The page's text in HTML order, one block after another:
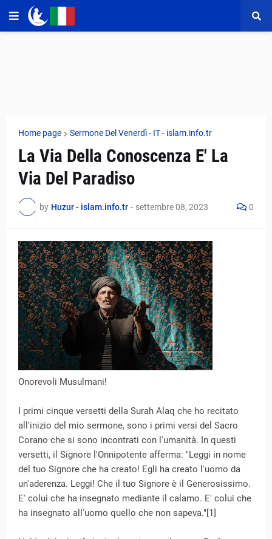
Home page Sermone Del Venerdì - IT - islam.info.tr
La Via Della Conoscenza E' La
Via Del Paradiso
by Huzur - islam.info.tr - settembre 08, 2023 0
Onorevoli Musulmani!
I primi cinque versetti della Surah Alaq che ho recitato
all'inizio del mio sermone, sono i primi versi del Sacro
Corano che si sono incontrati con l'umanità. In questi
versetti, il Signore l'Onnipotente afferma: "Leggi in nome
del tuo Signore che ha creato! Egli ha creato l'uomo da
un'aderenza. Leggi! Che il tuo Signore è il Generosissimo.
E' colui che ha insegnato mediante il calamo. E' colui che
ha insegnato all'uomo quello che non sapeva."[1]